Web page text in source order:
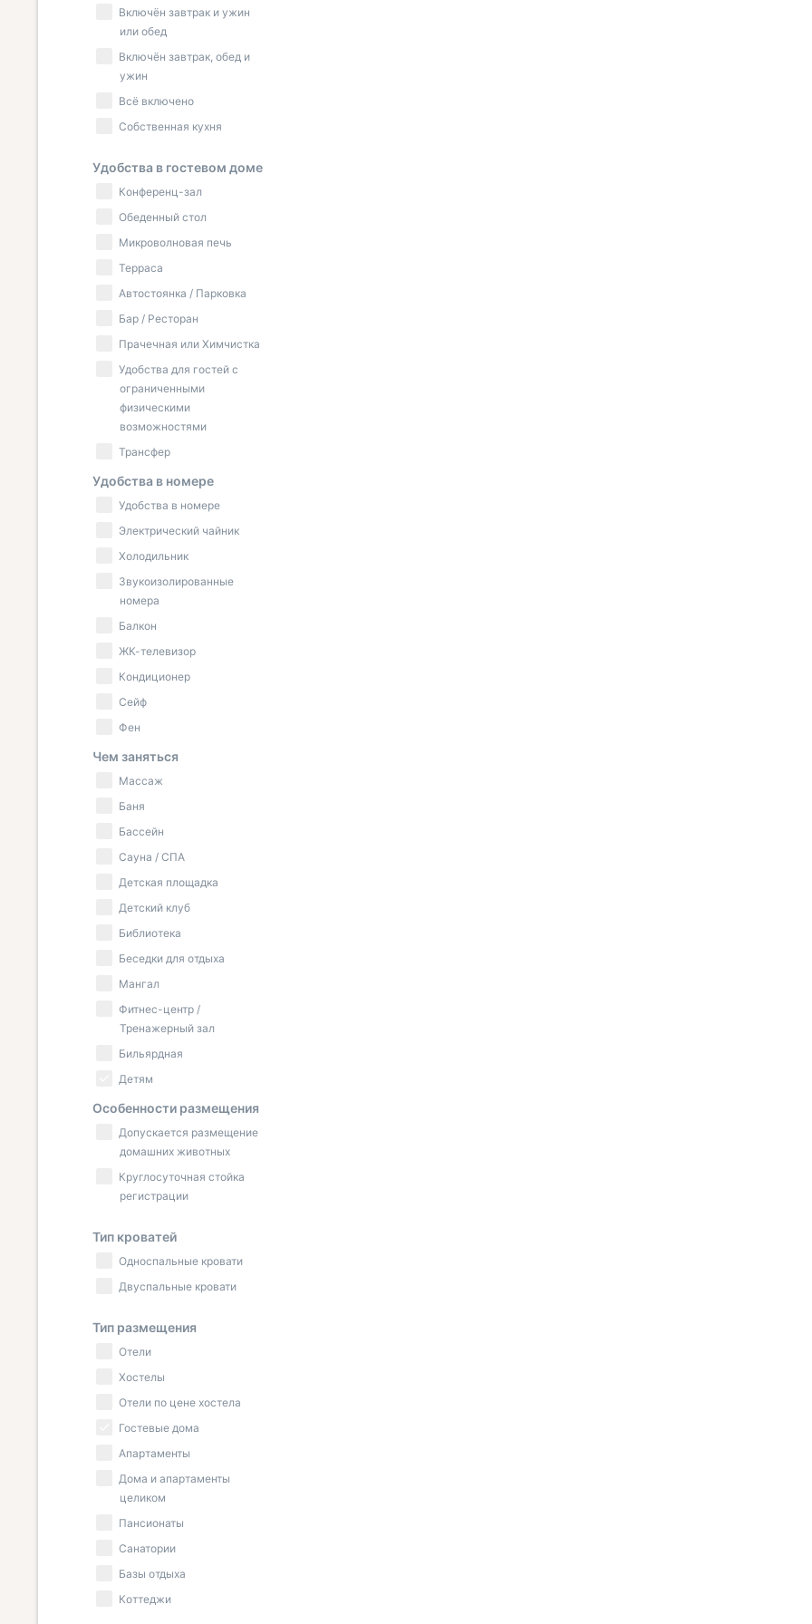
Включён завтрак и ужин
или обед
Включён завтрак, обед и
ужин
Всё включено
Собственная кухня
Удобства в гостевом доме
Конференц-зал
Обеденный стол
Микроволновая печь
Терраса
Автостоянка / Парковка
Бар / Ресторан
Прачечная или Химчистка
Удобства для гостей с
ограниченными
физическими
возможностями
Трансфер
Удобства в номере
Удобства в номере
Электрический чайник
Холодильник
Звукоизолированные
номера
Балкон
ЖК-телевизор
Кондиционер
Сейф
Фен
Чем заняться
Массаж
Баня
Бассейн
Сауна / СПА
Детская площадка
Детский клуб
Библиотека
Беседки для отдыха
Мангал
Фитнес-центр /
Тренажерный зал
Бильярдная
Детям
Особенности размещения
Допускается размещение
домашних животных
Круглосуточная стойка
регистрации
Тип кроватей
Односпальные кровати
Двуспальные кровати
Тип размещения
Отели
Хостелы
Отели по цене хостела
Гостевые дома
Апартаменты
Дома и апартаменты
целиком
Пансионаты
Санатории
Базы отдыха
Коттеджи